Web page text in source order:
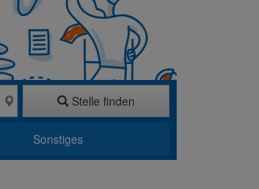
Stelle finden
Sonstiges